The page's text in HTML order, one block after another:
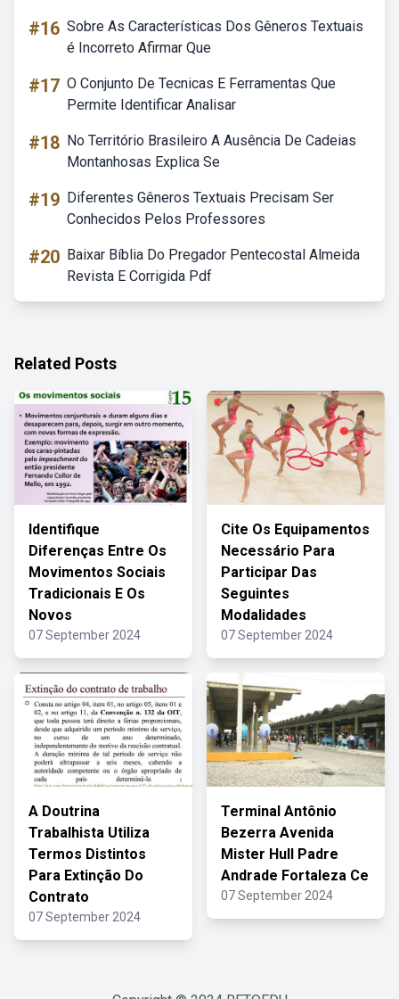
#16 Sobre As Características Dos Gêneros Textuais
é Incorreto Afirmar Que
#17 O Conjunto De Tecnicas E Ferramentas Que
Permite Identificar Analisar
#18 No Território Brasileiro A Ausência De Cadeias
Montanhosas Explica Se
#19 Diferentes Gêneros Textuais Precisam Ser
Conhecidos Pelos Professores
#20 Baixar Bíblia Do Pregador Pentecostal Almeida
Revista E Corrigida Pdf
Related Posts
Identifique
Diferenças Entre Os
Movimentos Sociais
Tradicionais E Os
Novos
07 September 2024
Cite Os Equipamentos
Necessário Para
Participar Das
Seguintes
Modalidades
07 September 2024
A Doutrina
Trabalhista Utiliza
Termos Distintos
Para Extinção Do
Contrato
07 September 2024
Terminal Antônio
Bezerra Avenida
Mister Hull Padre
Andrade Fortaleza Ce
07 September 2024